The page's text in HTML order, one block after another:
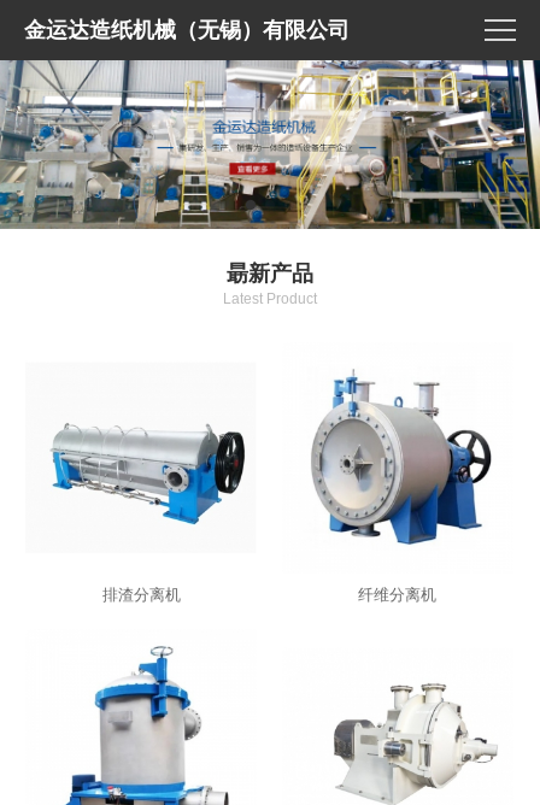
金运达造纸机械（无锡）有限公司
朂新产品
Latest Product
排渣分离机 纤维分离机